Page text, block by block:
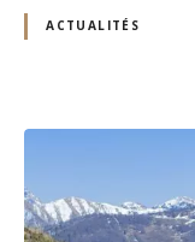
ACTUALITÉS